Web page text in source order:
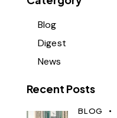
Blog
Digest
News
Recent Posts
BLOG